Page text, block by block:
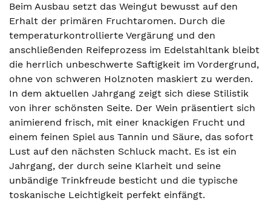
Beim Ausbau setzt das Weingut bewusst auf den
Erhalt der primären Fruchtaromen. Durch die
temperaturkontrollierte Vergärung und den
anschließenden Reifeprozess im Edelstahltank bleibt
die herrlich unbeschwerte Saftigkeit im Vordergrund,
ohne von schweren Holznoten maskiert zu werden.
In dem aktuellen Jahrgang zeigt sich diese Stilistik
von ihrer schönsten Seite. Der Wein präsentiert sich
animierend frisch, mit einer knackigen Frucht und
einem feinen Spiel aus Tannin und Säure, das sofort
Lust auf den nächsten Schluck macht. Es ist ein
Jahrgang, der durch seine Klarheit und seine
unbändige Trinkfreude besticht und die typische
toskanische Leichtigkeit perfekt einfängt.